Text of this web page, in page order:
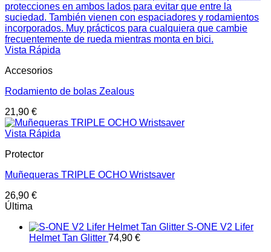
Vista Rápida
Accesorios
Rodamiento de bolas Zealous
21,90 €
Vista Rápida
Protector
Muñequeras TRIPLE OCHO Wristsaver
26,90 €
Última
S-ONE V2 Lifer
Helmet Tan Glitter 74,90 €